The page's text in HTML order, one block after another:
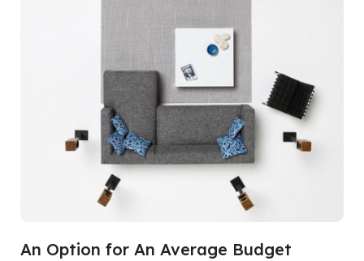
An Option for An Average Budget